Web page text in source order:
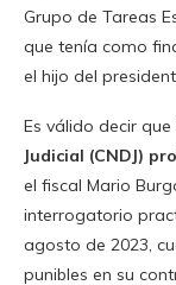
Grupo de Tareas
que tenía como
el hijo del
Es válido decir que
Judicial (CNDJ)
el fiscal Mario
interrogatorio
agosto de 2023,
punibles en su